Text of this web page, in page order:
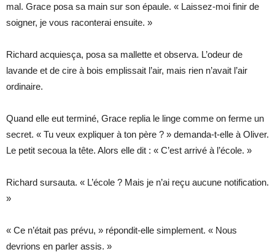
mal. Grace posa sa main sur son épaule. « Laissez-moi finir de
soigner, je vous raconterai ensuite. »
Richard acquiesça, posa sa mallette et observa. L’odeur de
lavande et de cire à bois emplissait l’air, mais rien n’avait l’air
ordinaire.
Quand elle eut terminé, Grace replia le linge comme on ferme un
secret. « Tu veux expliquer à ton père ? » demanda-t-elle à Oliver.
Le petit secoua la tête. Alors elle dit : « C’est arrivé à l’école. »
Richard sursauta. « L’école ? Mais je n’ai reçu aucune notification.
»
« Ce n’était pas prévu, » répondit-elle simplement. « Nous
devrions en parler assis. »